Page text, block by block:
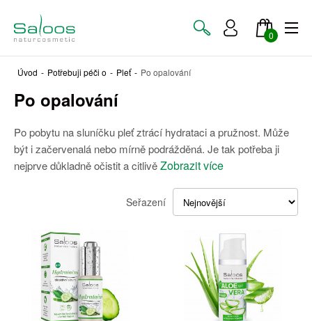
0
Úvod - Potřebuji péči o - Pleť - Po opalování
Po opalování
Po pobytu na sluníčku pleť ztrácí hydrataci a pružnost. Může
být i začervenalá nebo mírně podrážděná. Je tak potřeba ji
nejprve důkladně očistit a citlivěZobrazit více
Seřazení